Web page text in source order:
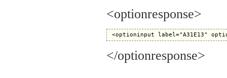
<optionresponse>
</optionresponse>